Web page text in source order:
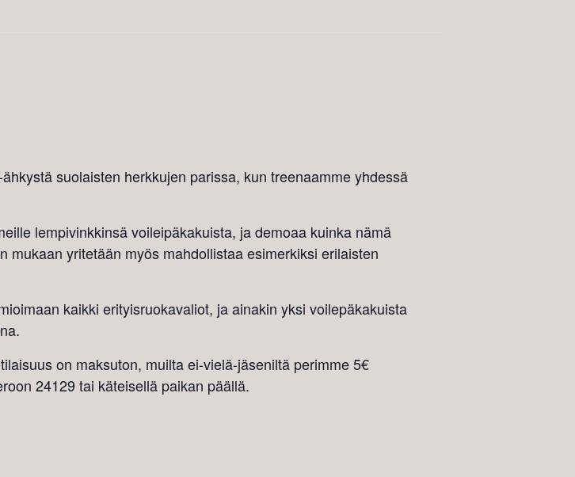
suolaisten herkkujen parissa, kun treenaamme yhdessä
lempivinkkinsä voileipäkakuista, ja demoaa kuinka nämä
yritetään myös mahdollistaa esimerkiksi erilaisten
kaikki erityisruokavaliot, ja ainakin yksi voilepäkakuista
on maksuton, muilta ei-vielä-jäseniltä perimme 5€
24129 tai käteisellä paikan päällä.